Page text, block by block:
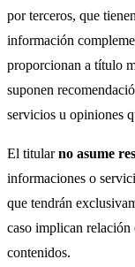
por terceros, que
información
proporcionan a título
suponen
servicios u opiniones
El titularno asume
informaciones o
que tendrán
caso implican relación
contenidos.